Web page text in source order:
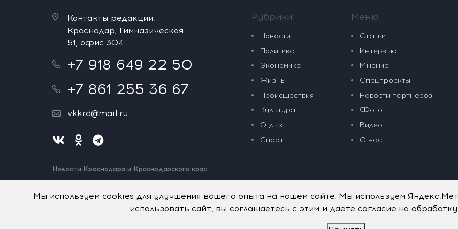
Контакты редакции:
Краснодар, Гимназическая
51, офис 304
+7 918 649 22 50
+7 861 255 36 67
vkkrd@mail.ru
Новости Краснодара и Краснодарского края
Нашли ошибку? Выделите и нажмите Ctrl+Enter.
Рубрики
Новости
Политика
Экономика
Жизнь
Происшествия
Культура
Отдых
Спорт
Меню
Статьи
Интервью
Мнение
Спецпроекты
Новости партнеров
Фото
Видео
О нас
Мы используем cookies для улучшения вашего опыта на нашем сайте. Мы используем
использовать сайт, вы соглашаетесь с этим и даете согласие на